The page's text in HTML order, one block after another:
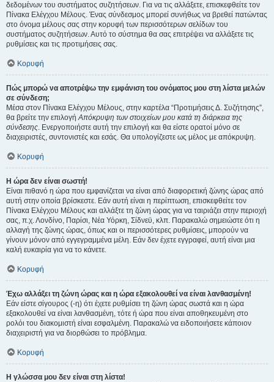
δεδομένων του συστήματος συζητήσεων. Για να τις αλλάξετε, επισκεφθείτε τον
Πίνακα Ελέγχου Μέλους. Ένας σύνδεσμος μπορεί συνήθως να βρεθεί πατώντας
στο όνομα μέλους σας στην κορυφή των περισσότερων σελίδων του
συστήματος συζητήσεων. Αυτό το σύστημα θα σας επιτρέψει να αλλάξετε τις
ρυθμίσεις και τις προτιμήσεις σας.
Κορυφή
Πώς μπορώ να αποτρέψω την εμφάνιση του ονόματος μου στη λίστα μελών
σε σύνδεση;
Μέσα στον Πίνακα Ελέγχου Μέλους, στην καρτέλα “Προτιμήσεις Δ. Συζήτησης”,
θα βρείτε την επιλογήΑπόκρυψη των στοιχείων μου κατά τη διάρκεια της
σύνδεσης. Ενεργοποιήστε αυτή την επιλογή και θα είστε ορατοί μόνο σε
διαχειριστές, συντονιστές και εσάς. Θα υπολογίζεστε ως μέλος με απόκρυψη.
Κορυφή
Η ώρα δεν είναι σωστή!
Είναι πιθανό η ώρα που εμφανίζεται να είναι από διαφορετική ζώνης ώρας από
αυτή στην οποία βρίσκεστε. Εάν αυτή είναι η περίπτωση, επισκεφθείτε τον
Πίνακα Ελέγχου Μέλους και αλλάξτε τη ζώνη ώρας για να ταιριάζει στην περιοχή
σας, π.χ. Λονδίνο, Παρίσι, Νέα Υόρκη, Σίδνεϋ, κλπ. Παρακαλώ σημειώστε ότι η
αλλαγή της ζώνης ώρας, όπως και οι περισσότερες ρυθμίσεις, μπορούν να
γίνουν μόνον από εγγεγραμμένα μέλη. Εάν δεν έχετε εγγραφεί, αυτή είναι μια
καλή ευκαιρία για να το κάνετε.
Κορυφή
Έχω αλλάξει τη ζώνη ώρας και η ώρα εξακολουθεί να είναι λανθασμένη!
Εάν είστε σίγουρος (-η) ότι έχετε ρυθμίσει τη ζώνη ώρας σωστά και η ώρα
εξακολουθεί να είναι λανθασμένη, τότε ή ώρα που είναι αποθηκευμένη στο
ρολόι του διακομιστή είναι εσφαλμένη. Παρακαλώ να ειδοποιήσετε κάποιον
διαχειριστή για να διορθώσει το πρόβλημα.
Κορυφή
Η γλώσσα μου δεν είναι στη λίστα!